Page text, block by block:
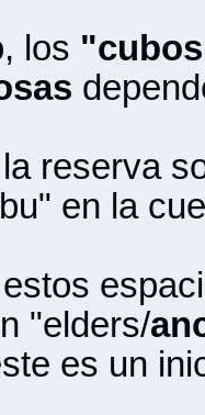
los
reserva
en la
"elders/
es un